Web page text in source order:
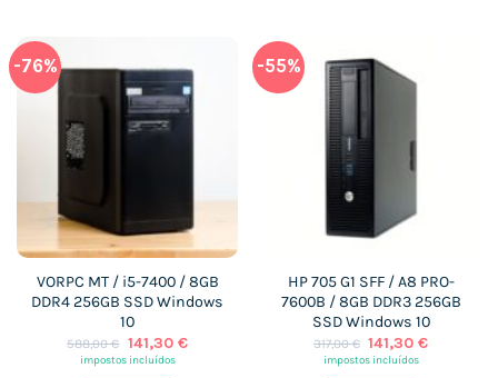
-76%
VORPC MT / i5-7400 / 8GB
DDR4 256GB SSD Windows
10
588,00€ O
preço
141,30 €O
impostos incluídos
-55%
HP 705 G1 SFF / A8 PRO-
7600B / 8GB DDR3 256GB
SSD Windows 10
317,00€ O
preço
141,30€O
impostos incluídos